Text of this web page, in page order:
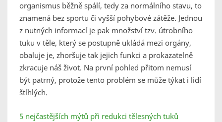
organismus běžně spálí, tedy za normálního stavu, to
znamená bez sportu či vyšší pohybové zátěže. Jednou
z nutných informací je pak množství tzv. útrobního
tuku v těle, který se postupně ukládá mezi orgány,
obaluje je, zhoršuje tak jejich funkci a prokazatelně
zkracuje náš život. Na první pohled přitom nemusí
být patrný, protože tento problém se může týkat i lidí
štíhlých.
5 nejčastějších mýtů při redukci tělesných tuků